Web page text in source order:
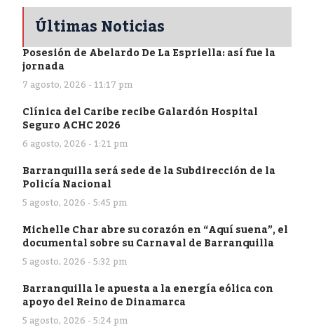
Últimas Noticias
Posesión de Abelardo De La Espriella: así fue la
jornada
7 agosto, 2026 - 11:17 pm
Clínica del Caribe recibe Galardón Hospital
Seguro ACHC 2026
6 agosto, 2026 - 1:21 pm
Barranquilla será sede de la Subdirección de la
Policía Nacional
5 agosto, 2026 - 5:45 pm
Michelle Char abre su corazón en “Aquí suena”, el
documental sobre su Carnaval de Barranquilla
5 agosto, 2026 - 5:32 pm
Barranquilla le apuesta a la energía eólica con
apoyo del Reino de Dinamarca
5 agosto, 2026 - 5:24 pm